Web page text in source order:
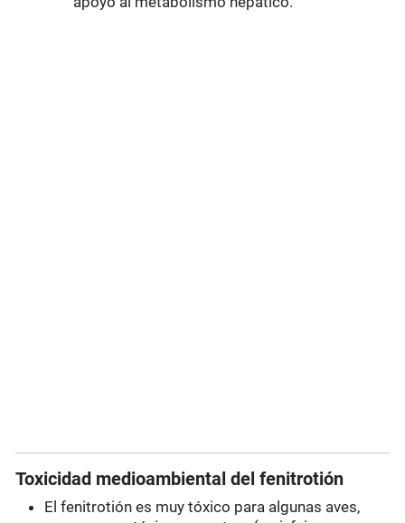
Toxicidad medioambiental del fenitrotión
El fenitrotión es muy tóxico para algunas aves,